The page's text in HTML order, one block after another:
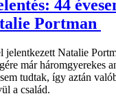
44
Portman
jelentkezett Natalie
már háromgyerekes
tudtak, így aztán
a család.